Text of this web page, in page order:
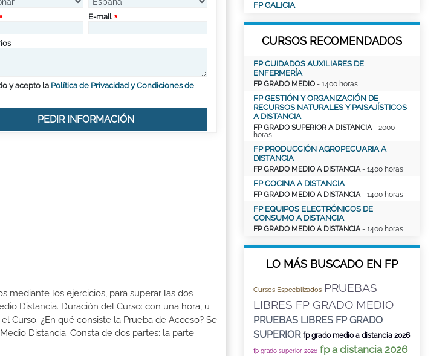
E-mail
y acepto la Política de Privacidad y Condiciones de
PEDIR INFORMACIÓN
mediante los ejercicios, para superar las dos
Distancia. Duración del Curso: con una hora, u
Curso. ¿En qué consiste la Prueba de Acceso? Se
Distancia. Consta de dos partes: la parte
FP GALICIA
CURSOS RECOMENDADOS
FP CUIDADOS AUXILIARES DE
ENFERMERÍA
FP GRADO MEDIO - 1400 horas
FP GESTIÓN Y ORGANIZACIÓN DE
RECURSOS NATURALES Y PAISAJÍSTICOS
A DISTANCIA
FP GRADO SUPERIOR A DISTANCIA- 2000
horas
FP PRODUCCIÓN AGROPECUARIA A
DISTANCIA
FP GRADO MEDIO A DISTANCIA- 1400 horas
FP COCINA A DISTANCIA
FP GRADO MEDIO A DISTANCIA- 1400 horas
FP EQUIPOS ELECTRÓNICOS DE
CONSUMO A DISTANCIA
FP GRADO MEDIO A DISTANCIA- 1400 horas
LO MÁS BUSCADO EN FP
Cursos Especializados PRUEBAS
LIBRES FP GRADO MEDIO
PRUEBAS LIBRES FP GRADO
SUPERIOR fp grado medio a distancia 2026
fp grado superior 2026 fp a distancia 2026